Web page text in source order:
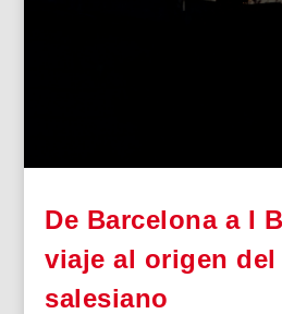
De Barcelona a I
viaje al origen del
salesiano